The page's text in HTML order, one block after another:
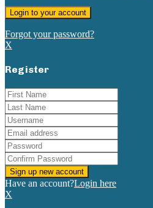
Forgot your password?
X
Register
Have an account?Login here
X